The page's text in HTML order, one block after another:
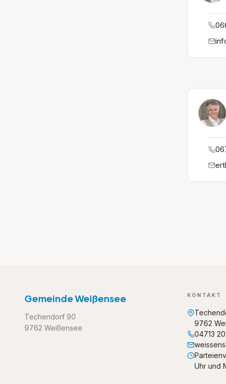
Gemeinde Weißensee
Techendorf 90
9762 Weißensee
KONTAKT
9762
04713
Uhr und